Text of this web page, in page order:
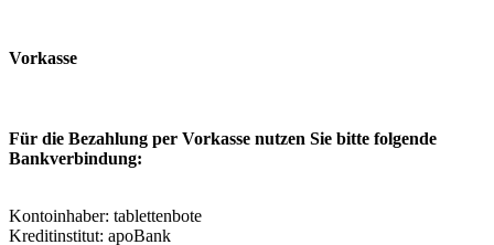
Vorkasse
Für die Bezahlung per Vorkasse nutzen Sie bitte folgende
Bankverbindung:
Kontoinhaber: tablettenbote
Kreditinstitut: apoBank